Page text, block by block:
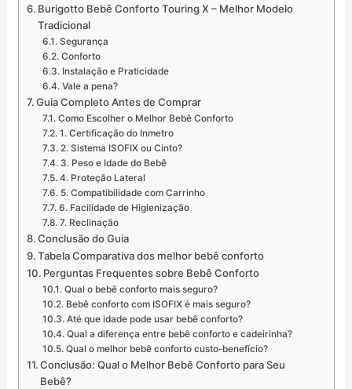
Burigotto Bebê Conforto Touring X – Melhor Modelo
Tradicional
Segurança
Conforto
Instalação e Praticidade
Vale a pena?
Guia Completo Antes de Comprar
Como Escolher o Melhor Bebê Conforto
1. Certificação do Inmetro
2. Sistema ISOFIX ou Cinto?
3. Peso e Idade do Bebê
4. Proteção Lateral
5. Compatibilidade com Carrinho
6. Facilidade de Higienização
7. Reclinação
Conclusão do Guia
Tabela Comparativa dos melhor bebê conforto
Perguntas Frequentes sobre Bebê Conforto
Qual o bebê conforto mais seguro?
Bebê conforto com ISOFIX é mais seguro?
Até que idade pode usar bebê conforto?
Qual a diferença entre bebê conforto e cadeirinha?
Qual o melhor bebê conforto custo-benefício?
Conclusão: Qual o Melhor Bebê Conforto para Seu
Bebê?